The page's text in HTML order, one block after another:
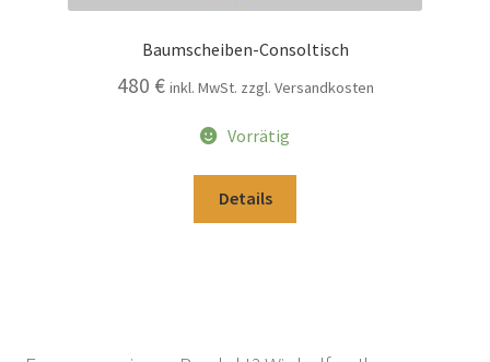
Baumscheiben-Consoltisch
480 € inkl. MwSt. zzgl. Versandkosten
Vorrätig
Details